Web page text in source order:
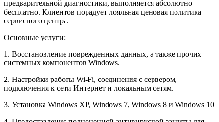
предварительной диагностики, выполняется абсолютно
бесплатно. Клиентов порадует лояльная ценовая политика
сервисного центра.
Основные услуги:
1. Восстановление поврежденных данных, а также прочих
системных компонентов Windows.
2. Настройки работы Wi-Fi, соединения с сервером,
подключения к сети Интернет и локальным сетям.
3. Установка Windows XP, Windows 7, Windows 8 и Windows 10